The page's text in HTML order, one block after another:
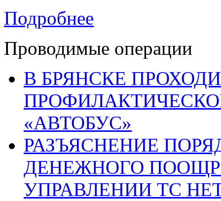
Подробнее
Проводимые операции
В БРЯНСКЕ
«АВТОБУС»
РАЗЪЯСНЕНИЕ
ДЕНЕЖНОГО
УПРАВЛЕНИИ ТС